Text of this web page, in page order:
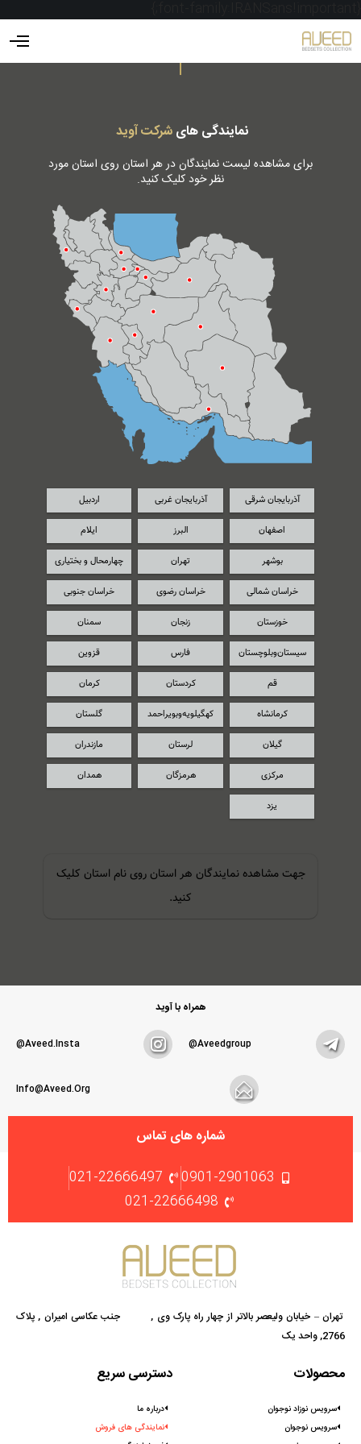
نمایندگی هایشرکت آوید
برای مشاهده لیست نمایندگان در هر استان روی استان مورد
نظر خود کلیک کنید.
آذربایجان شرقی آذربایجان غربی اردبیل
اصفهان البرز ایلام
بوشهر تهران چهارمحال و بختیاری
خراسان شمالی خراسان رضوی خراسان جنوبی
خوزستان زنجان سمنان
سیستان‌و‌بلوچستان فارس قزوین
قم کردستان کرمان
کرمانشاه کهگیلویه‌و‌بویراحمد گلستان
گیلان لرستان مازندران
مرکزی هرمزگان همدان
یزد
جهت مشاهده نمایندگان هر استان روی نام استان کلیک
کنید.
همراه با آوید
Aveedgroup@
Aveed.insta@
Info@aveed.org
شماره های تماس
0901-2901063
021-22666497
021-22666498
تهران – خیابان ولیعصر بالاتر از چهار راه پارک وی , جنب عکاسی امیران , پلاک
2766, واحد یک
محصولات
سرویس نوزاد نوجوان
سرویس نوجوان
دسترسی سریع
درباره ما
نمایندگی های فروش